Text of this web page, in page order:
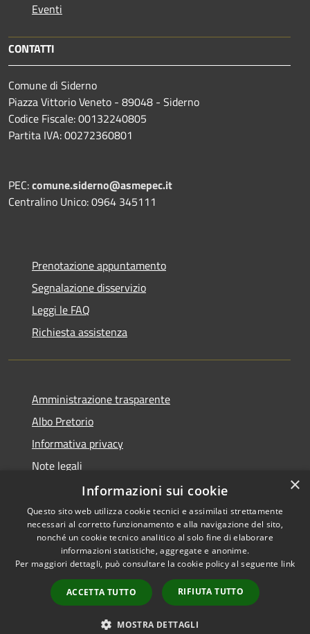
Eventi
CONTATTI
Comune di Siderno
Piazza Vittorio Veneto - 89048 - Siderno
Codice Fiscale: 00132240805
Partita IVA: 00272360801
PEC:comune.siderno@asmepec.it
Centralino Unico: 0964 345111
Prenotazione appuntamento
Segnalazione disservizio
Leggi le FAQ
Richiesta assistenza
Amministrazione trasparente
Albo Pretorio
Informativa privacy
Note legali
Dichiarazione di accessibilità
RSS
Accessibilità
Copyright © 2026 • Comune di
Municipium•
Accesso
redazione
×
Informazioni sui cookie
Questo sito web utilizza cookie tecnici e assimilati strettamente
necessari al corretto funzionamento e alla navigazione del sito,
nonché un cookie tecnico analitico al solo fine di elaborare
informazioni statistiche, aggregate e anonime.
Per maggiori dettagli, può consultare la cookie policy al seguente link
ACCETTA TUTTO RIFIUTA TUTTO
MOSTRA DETTAGLI